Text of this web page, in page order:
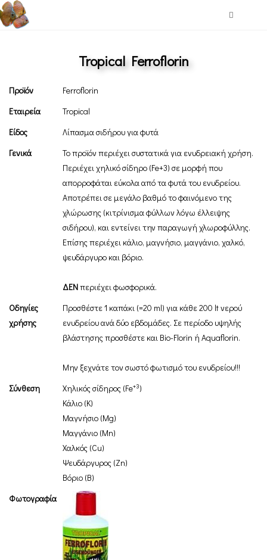
Tropical Ferroflorin
Προϊόν
Ferroflorin
Εταιρεία
Tropical
Είδος
Λίπασμα σιδήρου για φυτά
Γενικά
Το προϊόν περιέχει συστατικά για ενυδρειακή χρήση.
Περιέχει χηλικό σίδηρο (Fe+3) σε μορφή που
απορροφάται εύκολα από τα φυτά του ενυδρείου.
Αποτρέπει σε μεγάλο βαθμό το φαινόμενο της
χλώρωσης (κιτρίνισμα φύλλων λόγω έλλειψης
σιδήρου), και εντείνει την παραγωγή χλωροφύλλης.
Επίσης περιέχει κάλιο, μαγνήσιο, μαγγάνιο, χαλκό,
ψευδάργυρο και βόριο.
ΔΕΝπεριέχει φωσφορικά.
Οδηγίες
χρήσης
Προσθέστε 1 καπάκι (=20 ml) για κάθε 200 lt νερού
ενυδρείου ανά δύο εβδομάδες. Σε περίοδο υψηλής
βλάστησης προσθέστε και Bio-Florin ή Αquaflorin.
Μην ξεχνάτε τον σωστό φωτισμό του ενυδρείου!!!
Σύνθεση
Χηλικός σίδηρος (Fe+3)
Κάλιο (Κ)
Μαγνήσιο (Mg)
Μαγγάνιο (Mn)
Χαλκός (Cu)
Ψευδάργυρος (Zn)
Βόριο (B)
Φωτογραφία